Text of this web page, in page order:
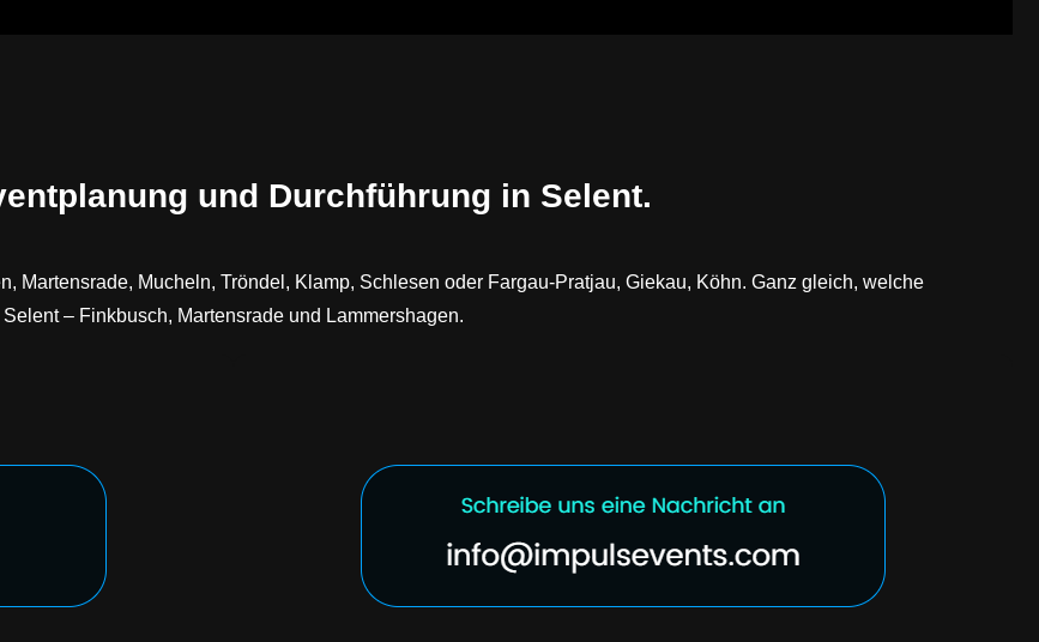
und Durchführung in Selent.
Martensrade, Mucheln, Tröndel, Klamp, Schlesen oder Fargau-Pratjau, Giekau, Köhn. Ganz gleich, welche
– Finkbusch, Martensrade und Lammershagen.